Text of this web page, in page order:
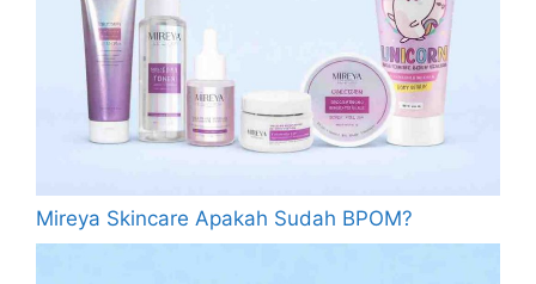
Mireya Skincare Apakah Sudah BPOM?